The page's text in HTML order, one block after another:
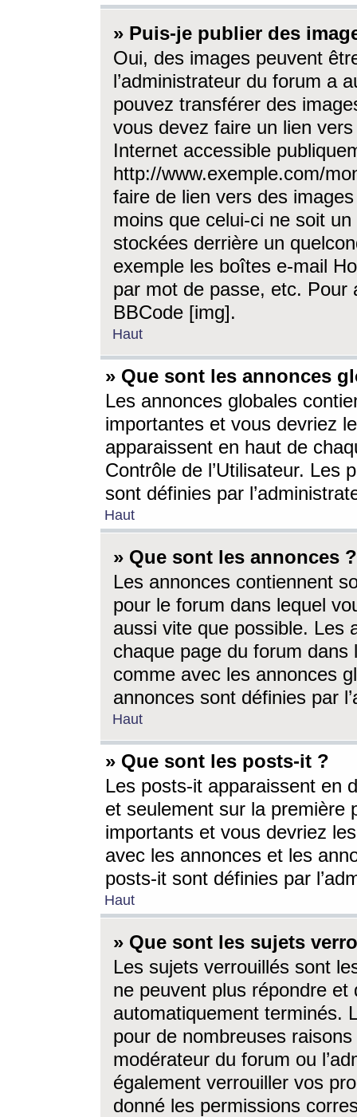
» Puis-je publier des
Oui, des images peuvent
l’administrateur du forum a
pouvez transférer des
vous devez faire un lien
Internet accessible
http://www.exemple.com/
faire de lien vers des
moins que celui-ci ne soit
stockées derrière un
exemple les boîtes e-mail
par mot de passe, etc. Pour
BBCode [img].
Haut
» Que sont les annonces
Les annonces globales
importantes et vous devriez
apparaissent en haut de
Contrôle de l’Utilisateur. Les
sont définies par
Haut
» Que sont les annonces ?
Les annonces contiennent
pour le forum dans lequel
aussi vite que possible. Les
chaque page du forum dans
comme avec les annonces
annonces sont définies par
Haut
» Que sont les posts-it ?
Les posts-it apparaissent en
et seulement sur la première
importants et vous devriez
avec les annonces et les
posts-it sont définies par
Haut
» Que sont les sujets
Les sujets verrouillés sont
ne peuvent plus répondre
automatiquement terminés.
pour de nombreuses
modérateur du forum ou
également verrouiller vos
donné les permissions